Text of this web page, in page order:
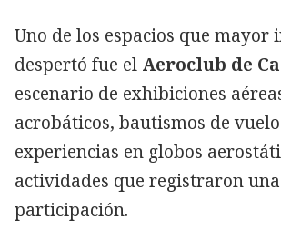
Uno de los espacios que mayor
despertó fue el Aeroclub de
escenario de exhibiciones
acrobáticos, bautismos de
experiencias en globos
actividades que registraron
participación.